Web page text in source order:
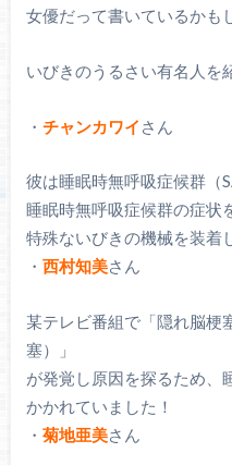
女優だって書いているかも
いびきのうるさい有名人を
・ チャンカワイ さん
彼は睡眠時無呼吸症候群（
睡眠時無呼吸症候群の症状
特殊ないびきの機械を装着
・ 西村知美さん
某テレビ番組で「隠れ脳梗
塞）」
が発覚し原因を探るため、
かかれていました！
・ 菊地亜美さん